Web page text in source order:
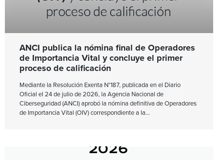
ANCI publica la nómina final de Operadores
de Importancia Vital y concluye el primer
proceso de calificación
Mediante la Resolución Exenta N°187, publicada en el Diario
Oficial el 24 de julio de 2026, la Agencia Nacional de
Ciberseguridad (ANCI) aprobó la nómina definitiva de Operadores
de Importancia Vital (OIV) correspondiente a la